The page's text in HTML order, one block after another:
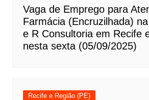
Vaga de Emprego para
Farmácia (Encruzilhada)
e R Consultoria em Recife
nesta sexta (05/09/2025)
Recife e Região (PE)